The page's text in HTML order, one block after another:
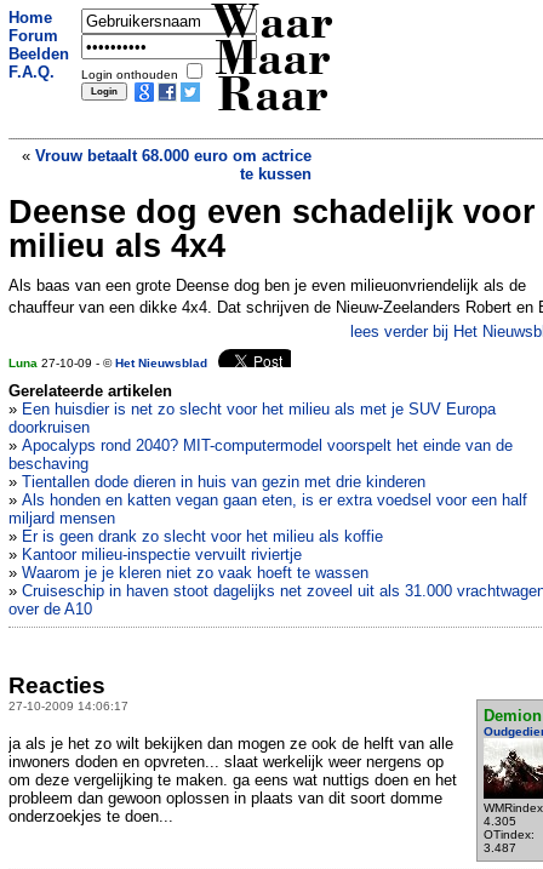
Home
Forum
Beelden
F.A.Q.
Login onthouden
Waar
Maar
Raar
« Vrouw betaalt 68.000 euro om actrice
te kussen
5-Jarige spierbundel hit op internet»
Deense dog even schadelijk voor
milieu als 4x4
Als baas van een grote Deense dog ben je even milieuonvriendelijk als de
chauffeur van een dikke 4x4. Dat schrijven de Nieuw-Zeelanders Robert en
lees verder bij Het
Luna 27-10-09 - ©Het Nieuwsblad
Gerelateerde artikelen
» Een huisdier is net zo slecht voor het milieu als met je SUV Europa
doorkruisen
» Apocalyps rond 2040? MIT-computermodel voorspelt het einde van de
beschaving
» Tientallen dode dieren in huis van gezin met drie kinderen
» Als honden en katten vegan gaan eten, is er extra voedsel voor een half
miljard mensen
» Er is geen drank zo slecht voor het milieu als koffie
» Kantoor milieu-inspectie vervuilt riviertje
» Waarom je je kleren niet zo vaak hoeft te wassen
» Cruiseschip in haven stoot dagelijks net zoveel uit als 31.000
over de A10
Reacties
27-10-2009 14:06:17
Demion
4.305
OTindex:
3.487
ja als je het zo wilt bekijken dan mogen ze ook de helft van alle
inwoners doden en opvreten... slaat werkelijk weer nergens op
om deze vergelijking te maken. ga eens wat nuttigs doen en het
probleem dan gewoon oplossen in plaats van dit soort domme
onderzoekjes te doen...